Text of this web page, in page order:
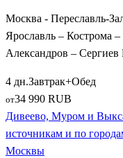
Москва - Переславль-
Ярославль – Кострома
Александров –
4 дн.Завтрак+Обед
от34 990 RUB
Дивеево, Муром и
источникам и по
Москвы